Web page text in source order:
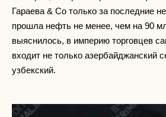
Гараева & Co только за последние
прошла нефть не менее, чем на 90
выяснилось, в империю торговцев
входит не только азербайджанский
узбекский.